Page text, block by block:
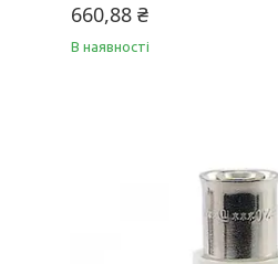
660,88 ₴
В наявності